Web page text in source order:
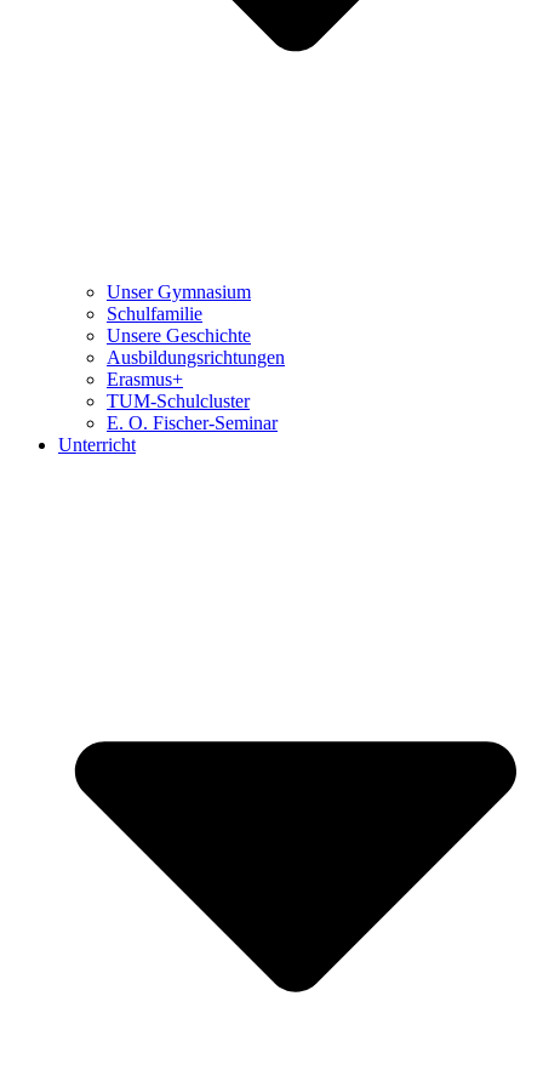
Unser Gymnasium
Schulfamilie
Unsere Geschichte
Ausbildungsrichtungen
Erasmus+
TUM-Schulcluster
E. O. Fischer-Seminar
Unterricht